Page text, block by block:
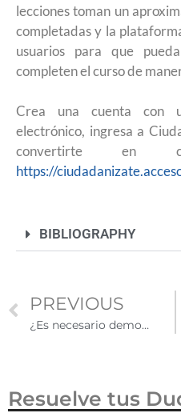
lecciones toman un
completadas y la
usuarios para que
completen el curso de
Crea una cuenta con
electrónico, ingresa a
convertirte en
https://
BIBLIOGRAPHY
PREVIOUS
¿Es necesario demostrar capacidad financiera para que una visa sea aprobada?
Resuelve tus